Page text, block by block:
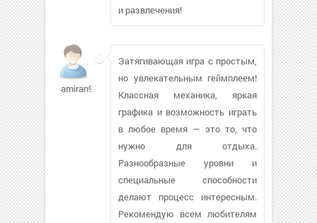
и развлечения!
amiran9483
Затягивающая игра с простым,
но увлекательным геймплеем!
Классная механика, яркая
графика и возможность играть
в любое время — это то, что
нужно для отдыха.
Разнообразные уровни и
специальные способности
делают процесс интересным.
Рекомендую всем любителям